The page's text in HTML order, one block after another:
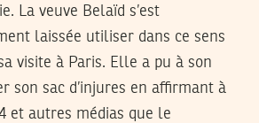
La veuve Belaïd s’est
laissée utiliser dans ce sens
visite à Paris. Elle a pu à son
son sac d’injures en affirmant à
et autres médias que le